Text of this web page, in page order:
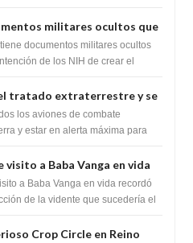
militares ocultos que
de los NIH de crear el
la investigación de
documentos militares ocultos
de los NIH de crear el
el tratado extraterrestre y se
el misterioso satélite
los aviones de combate
y estar en alerta máxima para
visito a Baba Vanga en vida
predicción de la vidente
2022.
a Baba Vanga en vida recordó
de la vidente que sucedería el
Crop Circle en Reino